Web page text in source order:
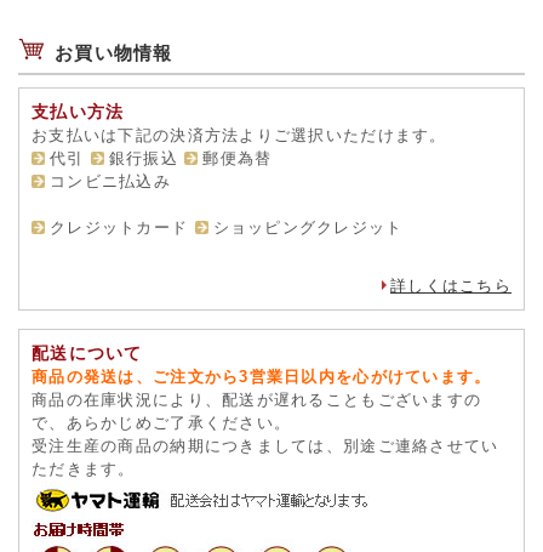
お買い物情報
支払い方法
お支払いは下記の決済方法よりご選択いただけます。
代引
銀行振込
郵便為替
コンビニ払込み
ショッピングクレジット
詳しくはこちら
配送について
商品の発送は、ご注文から3営業日以内を心がけています。
商品の在庫状況により、配送が遅れることもございますの
で、あらかじめご了承ください。